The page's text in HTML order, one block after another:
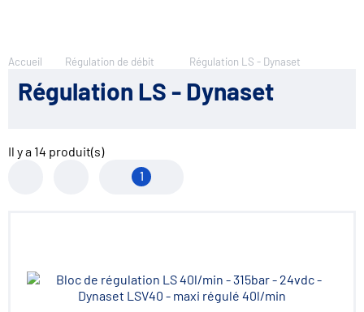
Accueil Régulation de débit Régulation LS - Dynaset
Régulation LS - Dynaset
Il y a 14 produit(s)
1